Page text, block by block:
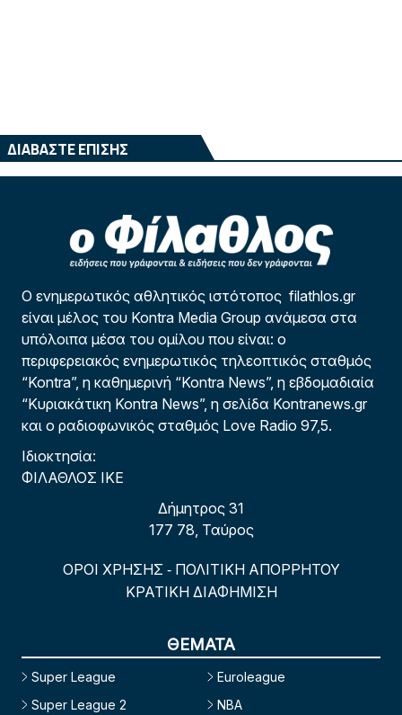
ΔΙΑΒΑΣΤΕ ΕΠΙΣΗΣ
Ο ενημερωτικός αθλητικός ιστότοπος filathlos.gr
είναι μέλος του Kontra Media Group ανάμεσα στα
υπόλοιπα μέσα του ομίλου που είναι: ο
περιφερειακός ενημερωτικός τηλεοπτικός σταθμός
“Kontra”, η καθημερινή “Kontra News”, η εβδομαδιαία
“Κυριακάτικη Kontra News”, η σελίδα Kontranews.gr
και ο ραδιοφωνικός σταθμός Love Radio 97,5.
Ιδιοκτησία:
ΦΙΛΑΘΛΟΣ ΙΚΕ
Δήμητρος 31
177 78, Ταύρος
ΟΡΟΙ ΧΡΗΣΗΣ - ΠΟΛΙΤΙΚΗ ΑΠΟΡΡΗΤΟΥ
ΚΡΑΤΙΚΗ ΔΙΑΦΗΜΙΣΗ
ΘΕΜΑΤΑ
Super League
Super League 2
Euroleague
NBA